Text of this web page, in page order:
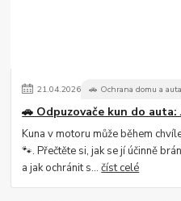
21.04.2026 🚗 Ochrana domu a auta
🚗 Odpuzovače kun do
Kuna v motoru může během
🐾. Přečtěte si, jak se jí účinně
a jak ochránit s...číst celé